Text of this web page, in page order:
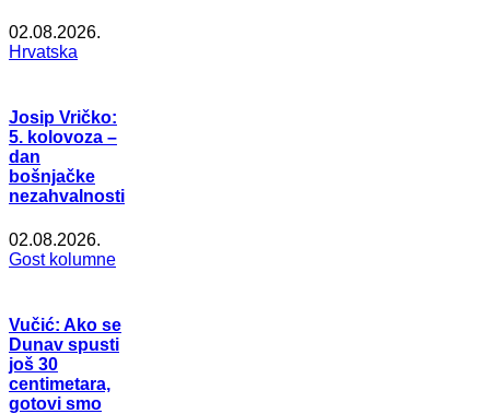
02.08.2026.
Hrvatska
Josip Vričko:
5. kolovoza –
dan
bošnjačke
nezahvalnosti
02.08.2026.
Gost kolumne
Vučić: Ako se
Dunav spusti
još 30
centimetara,
gotovi smo